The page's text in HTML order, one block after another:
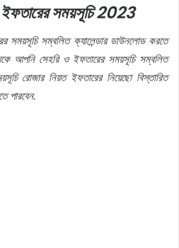
ইফতারের সময়সূচি 2023
সময়সূচি সম্বলিত ক্যালেন্ডার ডাউনলোড করতে
আপনি সেহরি ও ইফতারের সময়সূচি সম্বলিত
রোজার নিয়ত ইফতারের নিয়েছো বিস্তারিত
পারবেন.